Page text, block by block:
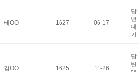
테OO 1627 06-17
답
변
대
기
김OO 1625 11-26
답
변